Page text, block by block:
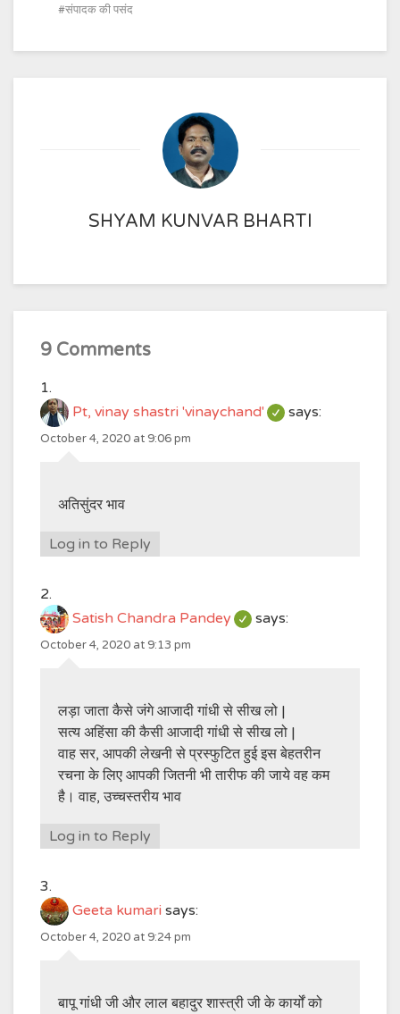
संपादक की पसंद
SHYAM KUNVAR BHARTI
9 Comments
Pt, vinay shastri 'vinaychand' says:
October 4, 2020 at 9:06 pm
अतिसुंदर भाव
Log in to Reply
Satish Chandra Pandey says:
October 4, 2020 at 9:13 pm
लड़ा जाता कैसे जंगे आजादी गांधी से सीख लो |
सत्य अहिंसा की कैसी आजादी गांधी से सीख लो |
वाह सर, आपकी लेखनी से प्रस्फुटित हुई इस बेहतरीन
रचना के लिए आपकी जितनी भी तारीफ की जाये वह कम
है। वाह, उच्चस्तरीय भाव
Log in to Reply
Geeta kumari says:
October 4, 2020 at 9:24 pm
बापू गांधी जी और लाल बहादुर शास्त्री जी के कार्यों को